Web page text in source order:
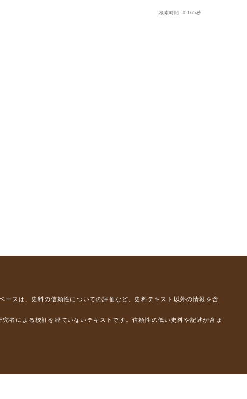
検索時間: 0.165秒
ースは、史料の信頼性についての評価など、史料テキスト以外の情報を含
者による校訂を経ていないテキストです。信頼性の低い史料や記述が含ま